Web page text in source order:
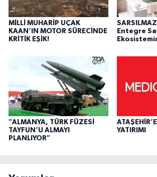
MİLLİ MUHARİP UÇAK
KAAN’IN MOTOR SÜRECİNDE
KRİTİK EŞİK!
Entegre
"ALMANYA, TÜRK FÜZESİ
TAYFUN’U ALMAYI
PLANLIYOR"
YATIRIMI